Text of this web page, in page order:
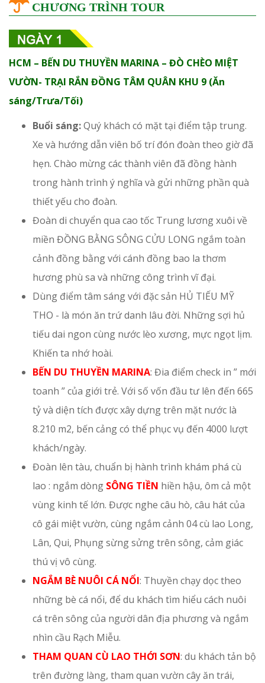
CHƯƠNG TRÌNH TOUR
HCM – BẾN DU THUYỀN MARINA – ĐÒ CHÈO MIỆT
VƯỜN- TRẠI RẮN ĐỒNG TÂM QUÂN KHU 9 (Ăn
sáng/Trưa/Tối)
Buổi sáng:Quý khách có mặt tại điểm tập trung.
Xe và hướng dẫn viên bố trí đón đoàn theo giờ đã
hẹn. Chào mừng các thành viên đã đồng hành
trong hành trình ý nghĩa và gửi những phần quà
thiết yếu cho đoàn.
Đoàn di chuyển qua cao tốc Trung lương xuôi về
miền ĐỒNG BẰNG SÔNG CỬU LONG ngắm toàn
cảnh đồng bằng với cánh đồng bao la thơm
hương phù sa và những công trình vĩ đại.
Dùng điểm tâm sáng với đặc sản HỦ TIẾU MỸ
THO - là món ăn trứ danh lâu đời. Những sợi hủ
tiếu dai ngon cùng nước lèo xương, mực ngọt lịm.
Khiến ta nhớ hoài.
BẾN DU THUYỀN MARINA: Đia điểm check in ” mới
toanh ” của giới trẻ. Với số vốn đầu tư lên đến 665
tỷ và diện tích được xây dựng trên mặt nước là
8.210 m2, bến cảng có thể phục vụ đến 4000 lượt
khách/ngày.
Đoàn lên tàu, chuẩn bị hành trình khám phá cù
lao : ngắm dòng SÔNG TIỀN hiền hậu, ôm cả một
vùng kinh tế lớn. Được nghe câu hò, câu hát của
cô gái miệt vườn, cùng ngắm cảnh 04 cù lao Long,
Lân, Qui, Phụng sừng sửng trên sông, cảm giác
thú vị vô cùng.
NGẮM BÈ NUÔI CÁ NỔI: Thuyền chạy dọc theo
những bè cá nổi, để du khách tìm hiểu cách nuôi
cá trên sông của người dân địa phương và ngắm
nhìn cầu Rạch Miễu.
THAM QUAN CÙ LAO THỚI SƠN: du khách tản bộ
trên đường làng, tham quan vườn cây ăn trái,